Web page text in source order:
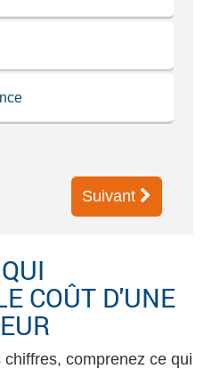
Suivant
COÛT D'UNE
comprenez ce qui